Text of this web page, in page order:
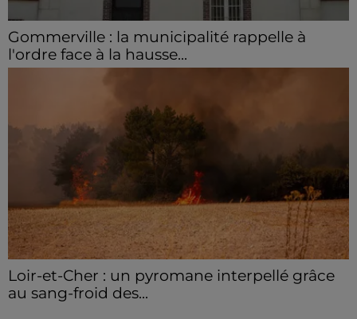
Gommerville : la municipalité rappelle à
l'ordre face à la hausse...
Incrustation de déchets, déjections sur les sites
hausse des incivilités, la mairie de Gommerville
hausse...
Loir-et-Cher : un pyromane interpellé grâce
au sang-froid des...